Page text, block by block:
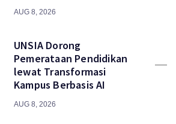
AUG 8, 2026
UNSIA Dorong
Pemerataan Pendidikan
lewat Transformasi
Kampus Berbasis AI
AUG 8, 2026